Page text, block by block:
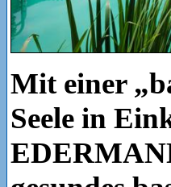
Mit einer
Seele in